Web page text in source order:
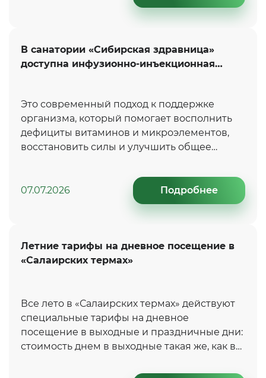
В санатории «Сибирская здравница»
доступна инфузионно-инъекционная
Это современный подход к поддержке
организма, который помогает восполнить
дефициты витаминов и микроэлементов,
восстановить силы и улучшить общее
07.07.2026
Подробнее
Летние тарифы на дневное посещение в
«Салаирских термах»
Все лето в «Салаирских термах» действуют
специальные тарифы на дневное
посещение в выходные и праздничные дни:
стоимость днем в выходные такая же, как в